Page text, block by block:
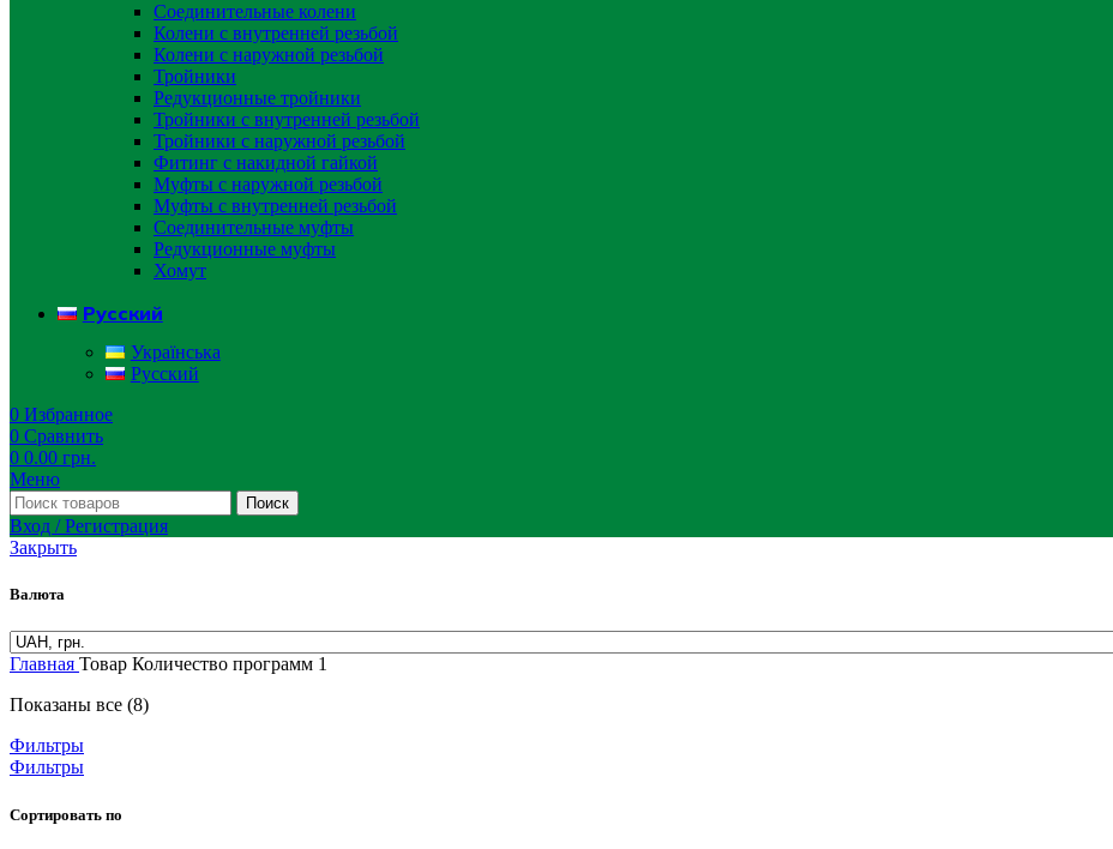
Соединительные колени
Колени с внутренней резьбой
Колени с наружной резьбой
Тройники
Редукционные тройники
Тройники с внутренней резьбой
Тройники с наружной резьбой
Фитинг с накидной гайкой
Муфты с наружной резьбой
Муфты с внутренней резьбой
Соединительные муфты
Редукционные муфты
Хомут
Русский
Українська
Русский
0 Избранное
0 Сравнить
0 0.00 грн.
Меню
Поиск
Вход / Регистрация
Закрыть
Валюта
Главная Товар Количество программ 1
Показаны все (8)
Фильтры
Фильтры
Сортировать по